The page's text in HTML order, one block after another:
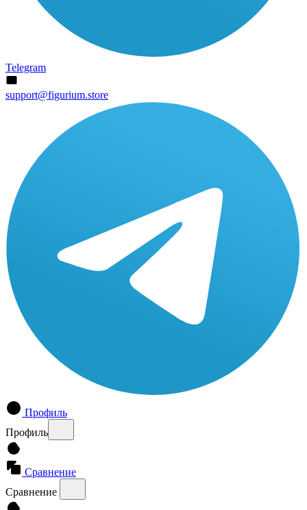
Telegram
support@figurium.store
Профиль
Профиль
Сравнение
Сравнение